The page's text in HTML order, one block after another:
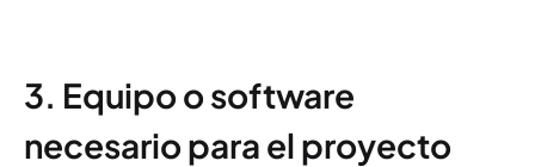
3. Equipo o software
necesario para el proyecto